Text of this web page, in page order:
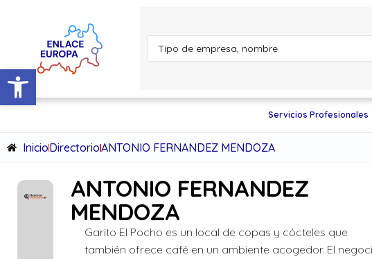
Abrir barra de herramientas
Servicios Profesionales
InicioDirectorioANTONIO FERNANDEZ MENDOZA
ANTONIO FERNANDEZ
MENDOZA
Garito El Pocho es un local de copas y cócteles que
también ofrece café en un ambiente acogedor. El